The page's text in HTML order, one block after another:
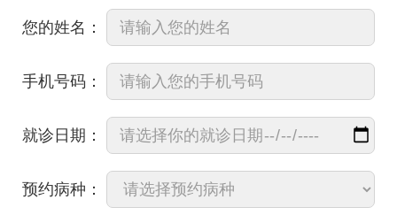
您的姓名：
手机号码：
就诊日期：
预约病种：